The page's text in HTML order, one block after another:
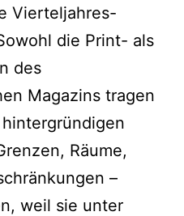
Vierteljahres-
die Print- als
des
Magazins tragen
Räume,
–
weil sie unter